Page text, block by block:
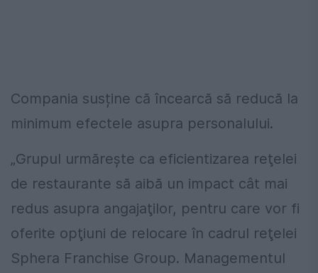
Compania susține că încearcă să reducă la
minimum efectele asupra personalului.
„Grupul urmăreşte ca eficientizarea reţelei
de restaurante să aibă un impact cât mai
redus asupra angajaţilor, pentru care vor fi
oferite opţiuni de relocare în cadrul reţelei
Sphera Franchise Group. Managementul